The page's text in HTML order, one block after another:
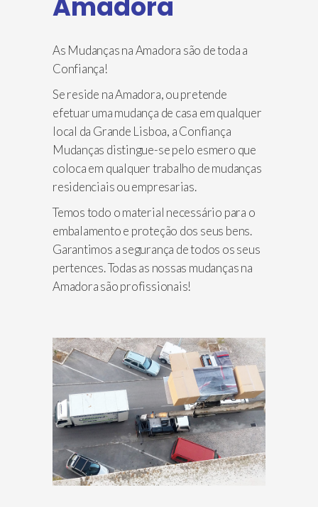
As Mudanças na Amadora são de toda a
Confiança!
Se reside na Amadora, ou pretende
efetuar uma mudança de casa em qualquer
local da Grande Lisboa, a Confiança
Mudanças distingue-se pelo esmero que
coloca em qualquer trabalho de mudanças
residenciais ou empresarias.
Temos todo o material necessário para o
embalamento e proteção dos seus bens.
Garantimos a segurança de todos os seus
pertences. Todas as nossas mudanças na
Amadora são profissionais!